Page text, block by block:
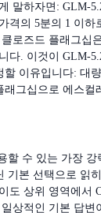
말하자면: GLM-
격의 5분의 1 이
로즈드 플래그십
다. 이것이 GLM-
이유입니다: 대
래그십으로 에스컬
할 수 있는 가장
기본 선택으로 읽
도 상위 영역에서
상적인 기본 답변